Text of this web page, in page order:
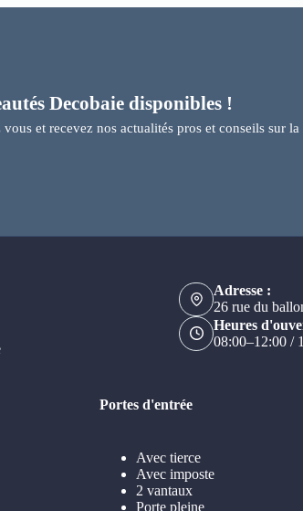
Decobaie disponibles !
et recevez nos actualités pros et conseils sur la
Adresse :
26 rue du
Heures
08:00–12:00 /
Portes d'entrée
Avec tierce
Avec imposte
2 vantaux
Porte pleine